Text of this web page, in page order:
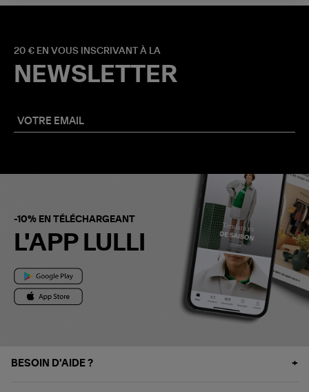
20 € EN VOUS INSCRIVANT À LA
NEWSLETTER
-10% EN TÉLÉCHARGEANT
L'APP LULLI
BESOIN D'AIDE ?